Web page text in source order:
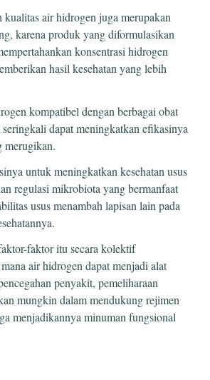
kualitas air hidrogen juga merupakan
karena produk yang diformulasikan
konsentrasi hidrogen
hasil kesehatan yang lebih
kompatibel dengan berbagai obat
dapat meningkatkan efikasinya
merugikan.
untuk meningkatkan kesehatan usus
regulasi mikrobiota yang bermanfaat
usus menambah lapisan lain pada
faktor itu secara kolektif
air hidrogen dapat menjadi alat
penyakit, pemeliharaan
mungkin dalam mendukung rejimen
menjadikannya minuman fungsional